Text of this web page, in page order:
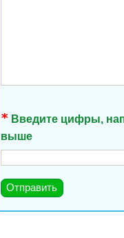
Введите цифры,
выше